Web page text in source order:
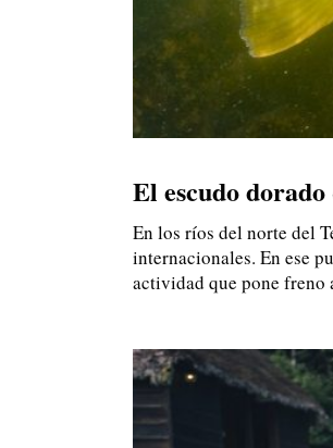
El escudo
En los ríos del norte del
internacionales. En ese
actividad que pone freno